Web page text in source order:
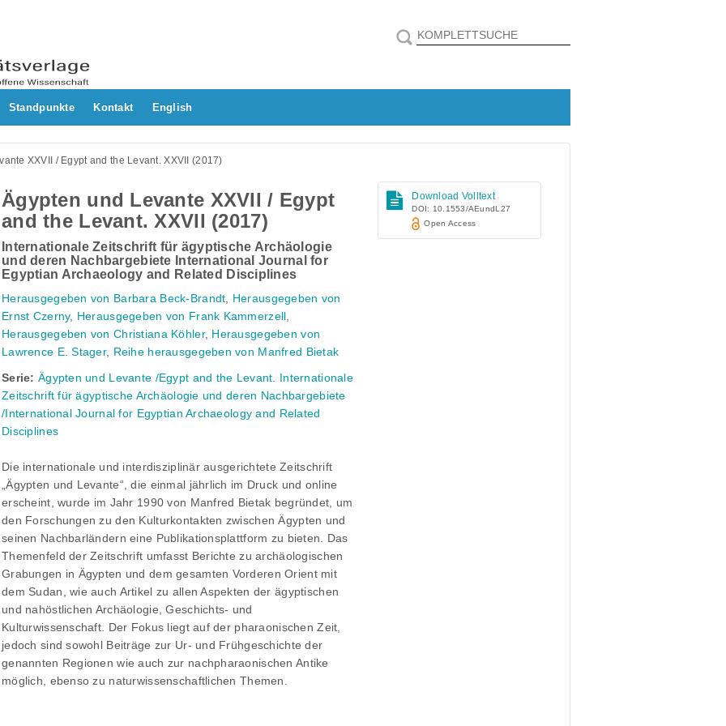
Standpunkte Kontakt English
XXVII / Egypt and the Levant. XXVII (2017)
Ägypten und Levante XXVII / Egypt
and the Levant. XXVII (2017)
Internationale Zeitschrift für ägyptische Archäologie
und deren Nachbargebiete International Journal for
Egyptian Archaeology and Related Disciplines
Herausgegeben von Barbara Beck-Brandt, Herausgegeben von
Ernst Czerny, Herausgegeben von Frank Kammerzell,
Herausgegeben von Christiana Köhler, Herausgegeben von
Lawrence E. Stager, Reihe herausgegeben von Manfred Bietak
Serie: Ägypten und Levante /Egypt and the Levant. Internationale
Zeitschrift für ägyptische Archäologie und deren Nachbargebiete
/International Journal for Egyptian Archaeology and Related
Disciplines
Die internationale und interdisziplinär ausgerichtete Zeitschrift
„Ägypten und Levante“, die einmal jährlich im Druck und online
erscheint, wurde im Jahr 1990 von Manfred Bietak begründet, um
den Forschungen zu den Kulturkontakten zwischen Ägypten und
seinen Nachbarländern eine Publikationsplattform zu bieten. Das
Themenfeld der Zeitschrift umfasst Berichte zu archäologischen
Grabungen in Ägypten und dem gesamten Vorderen Orient mit
dem Sudan, wie auch Artikel zu allen Aspekten der ägyptischen
und nahöstlichen Archäologie, Geschichts- und
Kulturwissenschaft. Der Fokus liegt auf der pharaonischen Zeit,
jedoch sind sowohl Beiträge zur Ur- und Frühgeschichte der
genannten Regionen wie auch zur nachpharaonischen Antike
möglich, ebenso zu naturwissenschaftlichen Themen.
Download Volltext
DOI: 10.1553/AEundL27
Open Access